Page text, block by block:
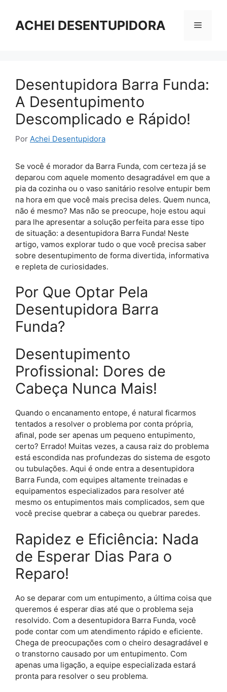
ACHEI DESENTUPIDORA Menu
Desentupidora Barra Funda:
A Desentupimento
Descomplicado e Rápido!
Por Achei Desentupidora
Se você é morador da Barra Funda, com certeza já se
deparou com aquele momento desagradável em que a
pia da cozinha ou o vaso sanitário resolve entupir bem
na hora em que você mais precisa deles. Quem nunca,
não é mesmo? Mas não se preocupe, hoje estou aqui
para lhe apresentar a solução perfeita para esse tipo
de situação: a desentupidora Barra Funda! Neste
artigo, vamos explorar tudo o que você precisa saber
sobre desentupimento de forma divertida, informativa
e repleta de curiosidades.
Por Que Optar Pela
Desentupidora Barra
Funda?
Desentupimento
Profissional: Dores de
Cabeça Nunca Mais!
Quando o encanamento entope, é natural ficarmos
tentados a resolver o problema por conta própria,
afinal, pode ser apenas um pequeno entupimento,
certo? Errado! Muitas vezes, a causa raiz do problema
está escondida nas profundezas do sistema de esgoto
ou tubulações. Aqui é onde entra a desentupidora
Barra Funda, com equipes altamente treinadas e
equipamentos especializados para resolver até
mesmo os entupimentos mais complicados, sem que
você precise quebrar a cabeça ou quebrar paredes.
Rapidez e Eficiência: Nada
de Esperar Dias Para o
Reparo!
Ao se deparar com um entupimento, a última coisa que
queremos é esperar dias até que o problema seja
resolvido. Com a desentupidora Barra Funda, você
pode contar com um atendimento rápido e eficiente.
Chega de preocupações com o cheiro desagradável e
o transtorno causado por um entupimento. Com
apenas uma ligação, a equipe especializada estará
pronta para resolver o seu problema.